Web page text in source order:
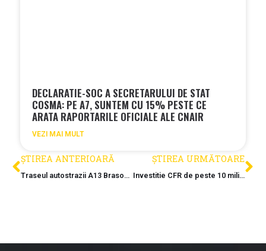
DECLARATIE-SOC A SECRETARULUI DE STAT
COSMA: PE A7, SUNTEM CU 15% PESTE CE
ARATA RAPORTARILE OFICIALE ALE CNAIR
VEZI MAI MULT
ȘTIREA ANTERIOARĂ
Traseul autostrazii A13 Brasov-Bacau, modificat si prelungit cu 12 kilometri
ȘTIREA URMĂTOARE
Investitie CFR de peste 10 miliarde de lei, blocata pe tronsonul Cluj-Oradea